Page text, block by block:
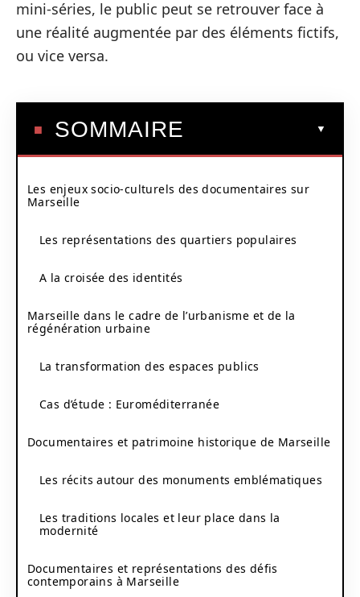
mini-séries, le public peut se retrouver face à
une réalité augmentée par des éléments fictifs,
ou vice versa.
SOMMAIRE
Les enjeux socio-culturels des documentaires sur
Marseille
Les représentations des quartiers populaires
A la croisée des identités
Marseille dans le cadre de l’urbanisme et de la
régénération urbaine
La transformation des espaces publics
Cas d’étude : Euroméditerranée
Documentaires et patrimoine historique de Marseille
Les récits autour des monuments emblématiques
Les traditions locales et leur place dans la
modernité
Documentaires et représentations des défis
contemporains à Marseille